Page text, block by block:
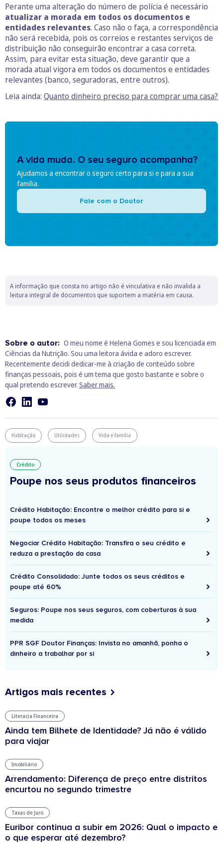
Perante uma alteração do número de polícia é necessário
atualizar a morada em todos os documentos e
entidades relevantes. Caso não o faça, a correspondência
não será recebida, pois os correios e restantes serviços de
distribuição não conseguirão encontrar a casa correta.
Assim, para evitar esta situação, deve garantir que a
morada atual vigora em todos os documentos e entidades
relevantes (banco, seguradoras, entre outros).
Leia ainda: Quanto dinheiro preciso para comprar uma casa?
A vida muda. O seu seguro acompanha?
Ajudamos a encontrar o seguro certo para si e para a sua
família.
Fale com o Doutor
A informação que consta no artigo não é vinculativa e não invalida a
leitura integral de documentos que suportem a matéria em causa.
Sobre o autor: O meu nome é Helena Gomes e sou licenciada em
Ciências da Nutrição. Sou uma leitora ávida e adoro escrever.
Recentemente decidi dedicar-me à criação de conteúdo sobre
finanças pessoais, pois é um tema que gosto bastante e sobre o
qual pretendo escrever. Saber mais.
Habitação Utilidades Vida e família
Crédito
Poupe nos seus produtos financeiros
Crédito Habitação: Encontre o melhor crédito para si e
poupe todos os meses
Negociar Crédito Habitação: Transfira o seu crédito e
reduza a prestação da casa
Crédito Consolidado: Junte todos os seus créditos e
poupe até 60%
Seguros: Poupe nos seus seguros, com coberturas à sua
medida
PPR SGF Doutor Finanças: Invista no amanhã, ponha o
dinheiro a trabalhar por si
Artigos mais recentes
Literacia Financeira
Ainda tem Bilhete de Identidade? Já não é válido
para viajar
Imobiliário
Arrendamento: Diferença de preço entre distritos
encurtou no segundo trimestre
Taxas de Juro
Euribor continua a subir em 2026: Qual o impacto e
o que esperar até dezembro?